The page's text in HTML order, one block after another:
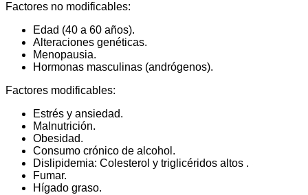
Factores no modificables:
Edad (40 a 60 años).
Alteraciones genéticas.
Menopausia.
Hormonas masculinas (andrógenos).
Factores modificables:
Estrés y ansiedad.
Malnutrición.
Obesidad.
Consumo crónico de alcohol.
Dislipidemia: Colesterol y triglicéridos altos .
Fumar.
Hígado graso.